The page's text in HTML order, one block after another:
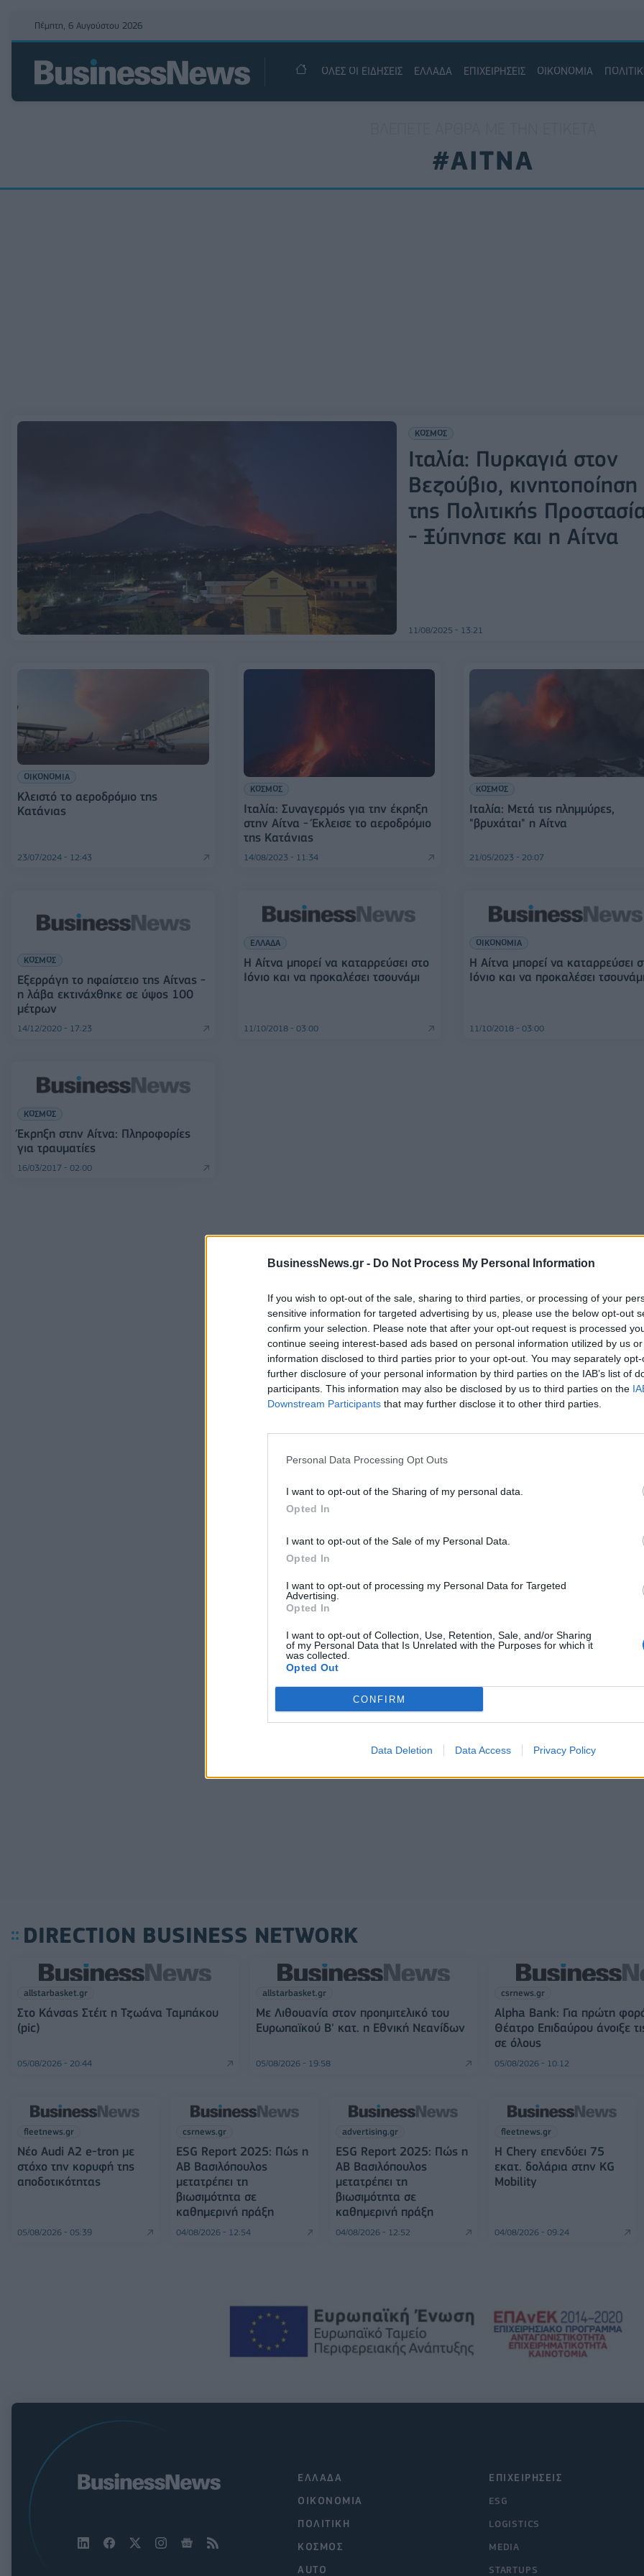
BusinessNews.gr - Do Not Process My Personal Information
If you wish to opt-out of the sale, sharing to third parties, or processing of your
sensitive information for targeted advertising by us, please use the below opt-out
confirm your selection. Please note that after your opt-out request is processed
continue seeing interest-based ads based on personal information utilized by us
information disclosed to third parties prior to your opt-out. You may separately
further disclosure of your personal information by third parties on the IAB’s list of
participants. This information may also be disclosed by us to third parties on the
Downstream Participants that may further disclose it to other third parties.
Personal Data Processing Opt Outs
I want to opt-out of the Sharing of my personal data.
Opted In
I want to opt-out of the Sale of my Personal Data.
Opted In
I want to opt-out of processing my Personal Data for Targeted
Advertising.
Opted In
I want to opt-out of Collection, Use, Retention, Sale, and/or Sharing
of my Personal Data that Is Unrelated with the Purposes for which it
was collected.
Opted Out
CONFIRM
Data Deletion Data Access Privacy Policy
Πέμπτη, 6 Αυγούστου 2026
ΟΛΕΣ ΟΙ ΕΙΔΗΣΕΙΣ ΕΛΛΑΔΑ ΕΠΙΧΕΙΡΗΣΕΙΣ ΟΙΚΟΝΟΜΙΑ
#ΑΙΤΝΑ
ΚΟΣΜΟΣ
Ιταλία: Πυρκαγιά στον
Βεζούβιο, κινητοποίηση
της Πολιτικής
- Ξύπνησε και η Αίτνα
11/08/2025 - 13:21
ΟΙΚΟΝΟΜΙΑ
Κλειστό το αεροδρόμιο της
Κατάνιας
23/07/2024 - 12:43
ΚΟΣΜΟΣ
Ιταλία: Συναγερμός για την έκρηξη
στην Αίτνα - Έκλεισε το αεροδρόμιο
της Κατάνιας
14/08/2023 - 11:34
ΚΟΣΜΟΣ
Ιταλία: Μετά τις πλημμύρες,
"βρυχάται" η Αίτνα
21/05/2023 - 20:07
ΚΟΣΜΟΣ
Εξερράγη το ηφαίστειο της Αίτνας -
η λάβα εκτινάχθηκε σε ύψος 100
μέτρων
14/12/2020 - 17:23
ΕΛΛΑΔΑ
H Αίτνα μπορεί να καταρρεύσει στο
Ιόνιο και να προκαλέσει τσουνάμι
11/10/2018 - 03:00
ΟΙΚΟΝΟΜΙΑ
H Αίτνα μπορεί να καταρρεύσει
Ιόνιο και να προκαλέσει τσουνάμι
11/10/2018 - 03:00
ΚΟΣΜΟΣ
Έκρηξη στην Αίτνα: Πληροφορίες
για τραυματίες
16/03/2017 - 02:00
DIRECTION BUSINESS NETWORK
allstarbasket.gr
Στο Κάνσας Στέιτ η Τζωάνα Ταμπάκου
(pic)
05/08/2026 - 20:44
allstarbasket.gr
Με Λιθουανία στον προημιτελικό του
Ευρωπαϊκού Β' κατ. η Εθνική Νεανίδων
05/08/2026 - 19:58
csrnews.gr
Alpha Bank: Για πρώτη
Θέατρο Επιδαύρου άνοιξε
σε όλους
05/08/2026 - 10:12
fleetnews.gr
Νέο Audi A2 e-tron με
στόχο την κορυφή της
αποδοτικότητας
05/08/2026 - 05:39
csrnews.gr
ESG Report 2025: Πώς η
ΑΒ Βασιλόπουλος
μετατρέπει τη
βιωσιμότητα σε
καθημερινή πράξη
04/08/2026 - 12:54
advertising.gr
ESG Report 2025: Πώς η
ΑΒ Βασιλόπουλος
μετατρέπει τη
βιωσιμότητα σε
καθημερινή πράξη
04/08/2026 - 12:52
fleetnews.gr
Η Chery επενδύει 75
εκατ. δολάρια στην KG
Mobility
04/08/2026 - 09:24
ΕΠΙΧΕΙΡΗΣΕΙΣ
ESG
LOGISTICS
MEDIA
STARTUPS
ΕΛΛΑΔΑ
ΟΙΚΟΝΟΜΙΑ
ΠΟΛΙΤΙΚΗ
ΚΟΣΜΟΣ
AUTO